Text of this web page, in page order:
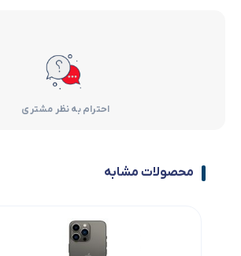
احترام به نظر مشتری
محصولات مشابه